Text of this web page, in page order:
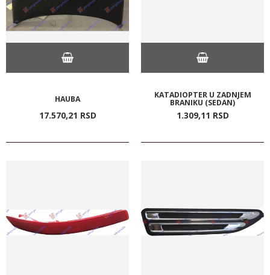
HAUBA
17.570,21 RSD
KATADIOPTER U ZADNJEM
BRANIKU (SEDAN)
1.309,11 RSD